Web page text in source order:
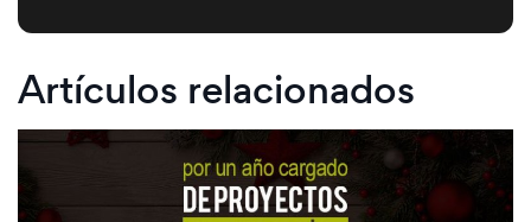
Artículos relacionados